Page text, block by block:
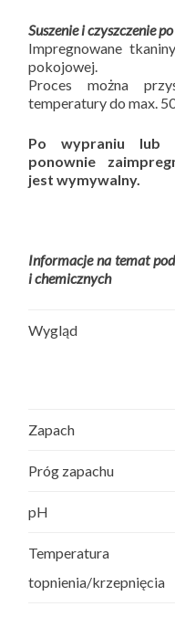
Suszenie i czyszczenie
Impregnowane
pokojowej.
Proces można
temperatury do max.
Po wypraniu lub
ponownie
jest wymywalny.
Informacje na temat
i chemicznych
Wygląd
Zapach
Próg zapachu
pH
Temperatura
topnienia/krzepnięcia